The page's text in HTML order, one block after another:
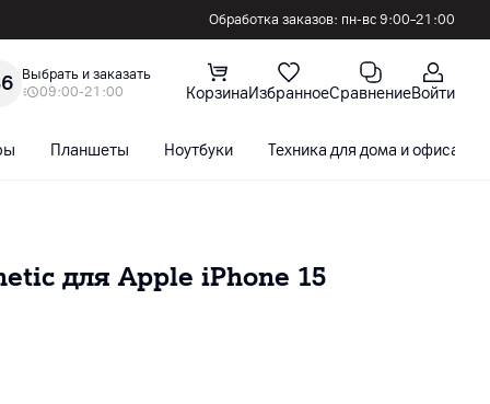
Обработка заказов: пн-вс 9:00–21:00
Выбрать и заказать
09:00-21:00
КорзинаИзбранноеСравнениеВойти
Планшеты Ноутбуки Техника для дома и офиса
для Apple iPhone 15